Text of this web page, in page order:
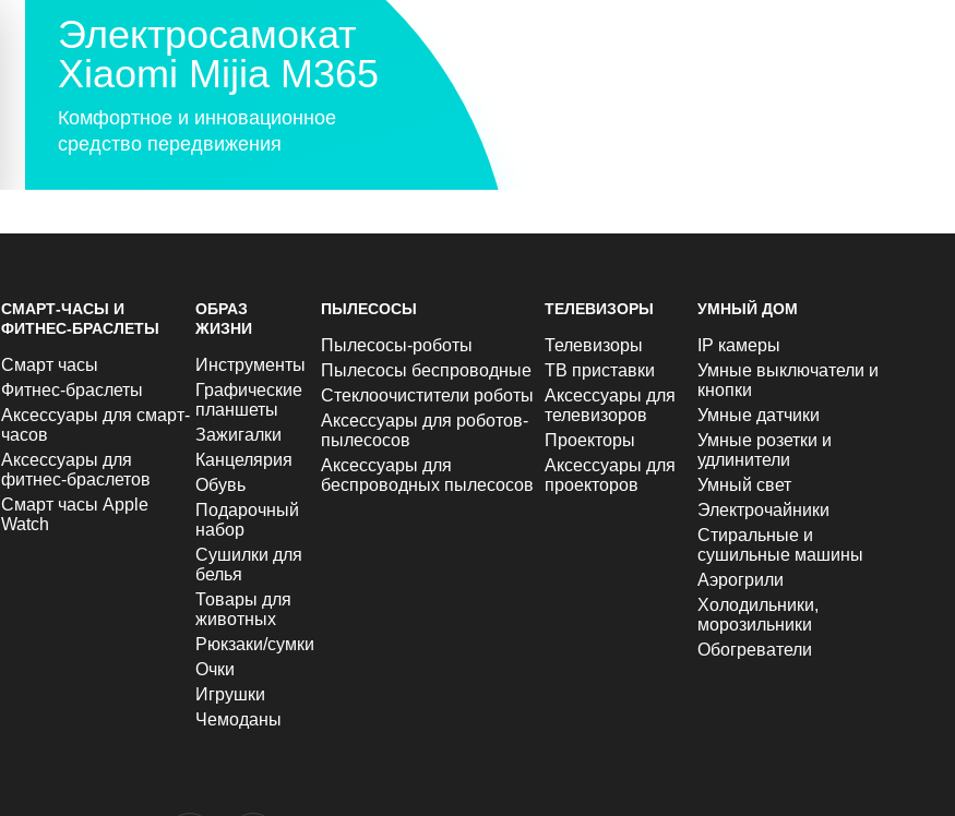
Электросамокат
Xiaomi Mijia M365
Комфортное и инновационное
средство передвижения
СМАРТ-ЧАСЫ И
ФИТНЕС-БРАСЛЕТЫ
Смарт часы
Фитнес-браслеты
Аксессуары для смарт-
часов
Аксессуары для
фитнес-браслетов
Смарт часы Apple
Watch
ОБРАЗ
ЖИЗНИ
Инструменты
Графические
планшеты
Зажигалки
Канцелярия
Обувь
Подарочный
набор
Сушилки для
белья
Товары для
животных
Рюкзаки/сумки
Очки
Игрушки
Чемоданы
ПЫЛЕСОСЫ
Пылесосы-роботы
Пылесосы беспроводные
Стеклоочистители роботы
Аксессуары для роботов-
пылесосов
Аксессуары для
беспроводных пылесосов
ТЕЛЕВИЗОРЫ
Телевизоры
ТВ приставки
Аксессуары для
телевизоров
Проекторы
Аксессуары для
проекторов
УМНЫЙ ДОМ
IP камеры
Умные выключатели и
кнопки
Умные датчики
Умные розетки и
удлинители
Умный свет
Электрочайники
Стиральные и
сушильные машины
Аэрогрили
Холодильники,
морозильники
Обогреватели